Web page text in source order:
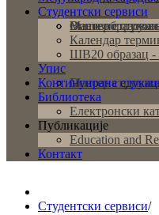
Студентски сервиси
Основне
Мастер
Више
Календар
ШВ20 образац -
Упис
Основне
Мастер
Континуирана
Библиотека
Електронски
Публикације
Education and
Контакт
Студентски сервиси/